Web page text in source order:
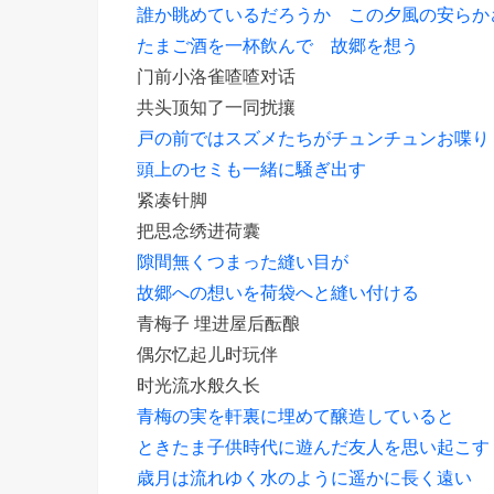
誰か眺めているだろうか この夕風の安らか
たまご酒を一杯飲んで 故郷を想う
门前小洛雀喳喳对话
共头顶知了一同扰攘
戸の前ではスズメたちがチュンチュンお喋り
頭上のセミも一緒に騒ぎ出す
紧凑针脚
把思念绣进荷囊
隙間無くつまった縫い目が
故郷への想いを荷袋へと縫い付ける
青梅子 埋进屋后酝酿
偶尔忆起儿时玩伴
时光流水般久长
青梅の実を軒裏に埋めて醸造していると
ときたま子供時代に遊んだ友人を思い起こす
歳月は流れゆく水のように遥かに長く遠い